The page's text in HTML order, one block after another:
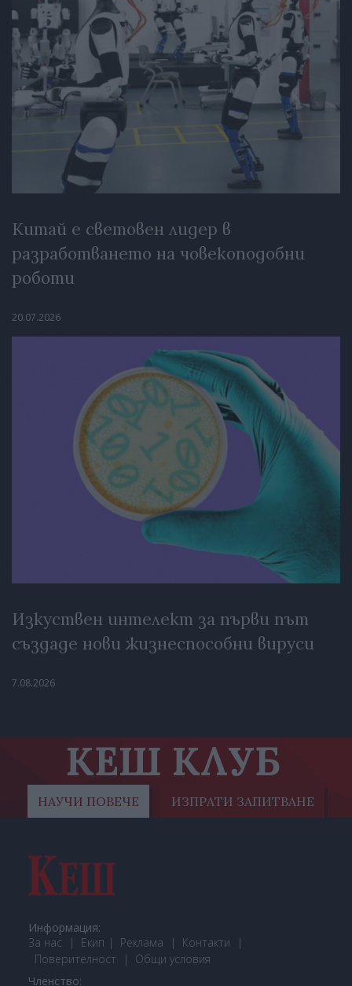
Китай е световен лидер в
разработването на човекоподобни
роботи
20.07.2026
Изкуствен интелект за първи път
създаде нови жизнеспособни вируси
7.08.2026
КЕШ КЛУБ
НАУЧИ ПОВЕЧЕ ИЗПРАТИ ЗАПИТВАНЕ
Информация:
За нас
Екип Реклама
Контакти
Поверителност
Общи условия
Членство: